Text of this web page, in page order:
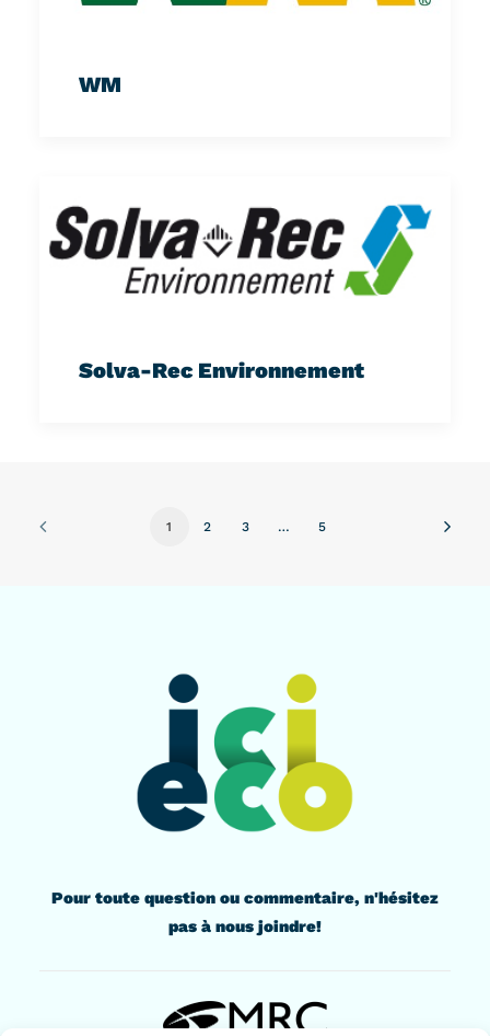
WM
Solva-Rec Environnement
1 2 3 … 5
Pour toute question ou commentaire, n'hésitez
pas à nous joindre!